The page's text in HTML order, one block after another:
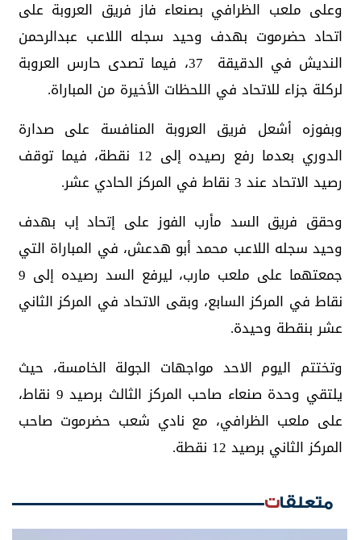
وعلى ملعب الظرافي بصنعاء فاز فريق العروبة على
اتحاد حضرموت بهدف وحيد سجله اللاعب عبدالرحمن
النديش في الدقيقة 37، فيما تصدى حارس العروبة
لركلة جزاء للاتحاد في اللحظات الأخيرة من المباراة.
وبفوزه أشعل فريق العروبة المنافسة على صدارة
الدوري بعدما رفع رصيده إلى 12 نقطة، فيما توقف
رصيد الاتحاد عند 3 نقاط في المركز الحادي عشر.
وحقق فريق السد مأرب الفوز على إتحاد إب بهدف
وحيد سجله اللاعب محمد أبو هدعش، في المباراة التي
جمعتهما على ملعب مارب، ليرفع السد رصيده إلى 9
نقاط في المركز السابع، وبقى الاتحاد في المركز الثاني
عشر بنقطة وحيدة.
وتختتم اليوم الاحد مواجهات الجولة الخامسة، حيث
يلتقي وحدة صنعاء صاحب المركز الثالث برصيد 9 نقاط،
على ملعب الظرافي، مع نادي شعب حضرموت صاحب
المركز الثاني برصيد 12 نقطة.
متعلقات